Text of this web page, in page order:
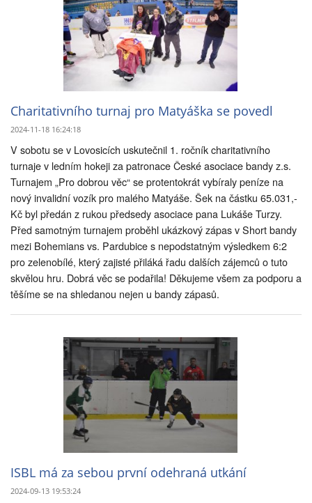
Charitativního turnaj pro Matyáška se povedl
2024-11-18 16:24:18
V sobotu se v Lovosicích uskutečnil 1. ročník charitativního
turnaje v ledním hokeji za patronace České asociace bandy z.s.
Turnajem „Pro dobrou věc“ se protentokrát vybíraly peníze na
nový invalidní vozík pro malého Matyáše. Šek na částku 65.031,-
Kč byl předán z rukou předsedy asociace pana Lukáše Turzy.
Před samotným turnajem proběhl ukázkový zápas v Short bandy
mezi Bohemians vs. Pardubice s nepodstatným výsledkem 6:2
pro zelenobílé, který zajisté přiláká řadu dalších zájemců o tuto
skvělou hru. Dobrá věc se podařila! Děkujeme všem za podporu a
těšíme se na shledanou nejen u bandy zápasů.
ISBL má za sebou první odehraná utkání
2024-09-13 19:53:24